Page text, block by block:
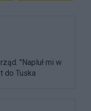
"Napluł mi w
do Tuska